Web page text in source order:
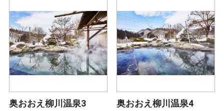
奥おおえ柳川温泉3 奥おおえ柳川温泉4